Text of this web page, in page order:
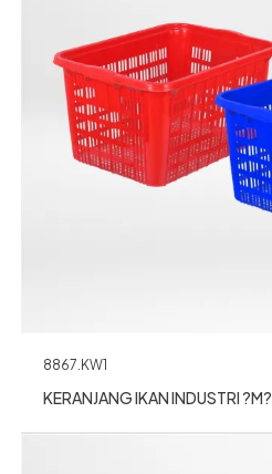
8867.KW1
KERANJANG IKAN INDUSTRI ?M?